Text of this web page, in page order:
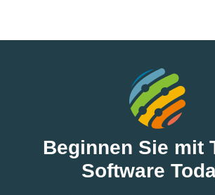
Beginnen Sie mit
Software